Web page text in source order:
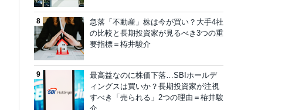
急落「不動産」株は今が買い？大手4社
の比較と長期投資家が見るべき3つの重
要指標＝栫井駿介
最高益なのに株価下落…SBIホールデ
ィングスは買いか？長期投資家が注視
すべき「売られる」2つの理由＝栫井駿